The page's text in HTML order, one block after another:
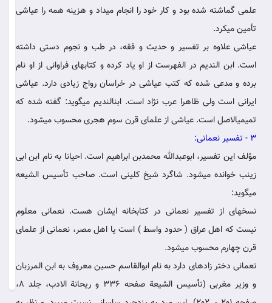
علمی گماشته شده بود و کار خود را انجام می‏داد و هزینه همه را عیاشی
تأمین‏ می‏کرد.
عیاشی علاوه بر تفسیر و حدیث و فقه، در طب و نجوم دستی داشته‏
است. ابن الندیم در الفهرست از او یاد کرده و کتابهای فراوانی از او نام
برده و مدعی شده که کتب عیاشی در خراسان رواج زیادی دارد. عیاشی‏
ایرانی است ولی ظاهرا عرب نژاد است. ابن‏الندیم می‏گوید: گفته شده که‏
تمیمی‏الاصل است. عیاشی از علمای قرن سوم هجری محسوب می‏شود.
3 - تفسیر نعمانی
:
مؤلف این تفسیر، ابوعبدالله محمدبن ابراهیم است‏. احیانا به نام ابن ابی
زینب خوانده می‏شود. شاگرد شیخ کلینی است. صاحب تأسیس الشیعه
می‏گوید:
نسخه‏ای از تفسیر نعمانی در کتابخانه ایشان‏ هست. نعمانی معلوم
نیست که اهل عراق ( حدود واسط ) است یا اهل مصر، نعمانی از علمای
قرن چهارم محسوب می‏شود.
نعمانی دختر زاده‏ای دارد به نام ابوالقاسم حسین معروف به ابن المرزبان
و وزیر مغربی (تأسیس الشیعة صفحه 336 و ریحانة الادب، جلد 8،